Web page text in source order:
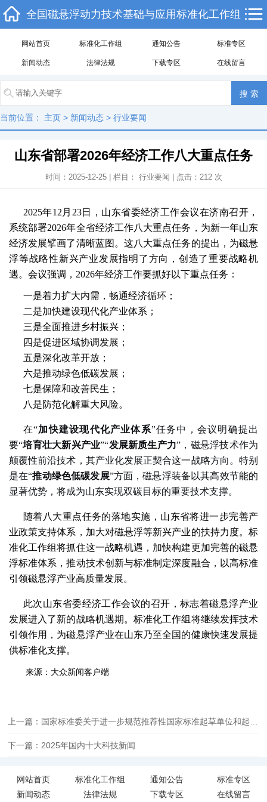
全国磁悬浮动力技术基础与应用标准化工作组
网站首页 标准化工作组 通知公告 标准专区
新闻动态 法律法规 下载专区 在线留言
当前位置： 主页 > 新闻动态 > 行业要闻
山东省部署2026年经济工作八大重点任务
时间：2025-12-25 | 栏目： 行业要闻 | 点击： 212 次
2025年12月23日，山东省委经济工作会议在济南召开，
系统部署2026年全省经济工作八大重点任务，为新一年山东
经济发展擘画了清晰蓝图。这八大重点任务的提出，为磁悬
浮等战略性新兴产业发展指明了方向，创造了重要战略机
遇。会议强调，2026年经济工作要抓好以下重点任务：
一是着力扩大内需，畅通经济循环；
二是加快建设现代化产业体系；
三是全面推进乡村振兴；
四是促进区域协调发展；
五是深化改革开放；
六是推动绿色低碳发展；
七是保障和改善民生；
八是防范化解重大风险。
在“加快建设现代化产业体系”任务中，会议明确提出
要“培育壮大新兴产业”“发展新质生产力”，磁悬浮技术作为
颠覆性前沿技术，其产业化发展正契合这一战略方向。特别
是在“推动绿色低碳发展”方面，磁悬浮装备以其高效节能的
显著优势，将成为山东实现双碳目标的重要技术支撑。
随着八大重点任务的落地实施，山东省将进一步完善产
业政策支持体系，加大对磁悬浮等新兴产业的扶持力度。标
准化工作组将抓住这一战略机遇，加快构建更加完善的磁悬
浮标准体系，推动技术创新与标准制定深度融合，以高标准
引领磁悬浮产业高质量发展。
此次山东省委经济工作会议的召开，标志着磁悬浮产业
发展进入了新的战略机遇期。标准化工作组将继续发挥技术
引领作用，为磁悬浮产业在山东乃至全国的健康快速发展提
供标准化支撑。
来源：大众新闻客户端
上一篇：国家标准委关于进一步规范推荐性国家标准起草单位和起草人署名的通知
下一篇：2025年国内十大科技新闻
网站首页 标准化工作组 通知公告
标准专区
新闻动态
法律法规 下载专区 在线留言